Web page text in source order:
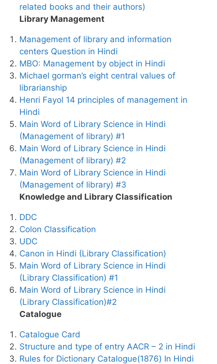
related books and their authors)
Library Management
Management of library and information
centers Question in Hindi
MBO: Management by object in Hindi
Michael gorman’s eight central values of
librarianship
Henri Fayol 14 principles of management in
Hindi
Main Word of Library Science in Hindi
(Management of library) #1
Main Word of Library Science in Hindi
(Management of library) #2
Main Word of Library Science in Hindi
(Management of library) #3
Knowledge and Library Classification
DDC
Colon Classification
UDC
Canon in Hindi (Library Classification)
Main Word of Library Science in Hindi
(Library Classification) #1
Main Word of Library Science in Hindi
(Library Classification)#2
Catalogue
Catalogue Card
Structure and type of entry AACR – 2 in Hindi
Rules for Dictionary Catalogue(1876) In Hindi